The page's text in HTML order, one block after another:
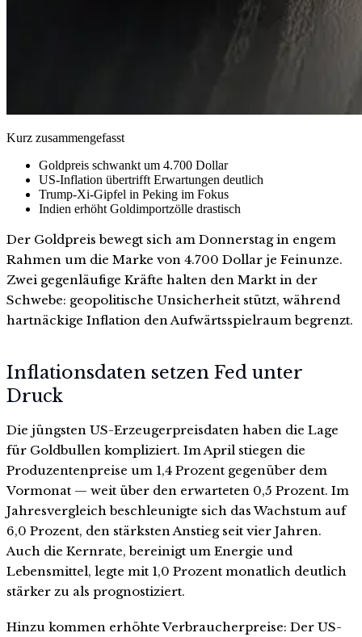
Kurz zusammengefasst
Goldpreis schwankt um 4.700 Dollar
US-Inflation übertrifft Erwartungen deutlich
Trump-Xi-Gipfel in Peking im Fokus
Indien erhöht Goldimportzölle drastisch
Der Goldpreis bewegt sich am Donnerstag in engem
Rahmen um die Marke von 4.700 Dollar je Feinunze.
Zwei gegenläufige Kräfte halten den Markt in der
Schwebe: geopolitische Unsicherheit stützt, während
hartnäckige Inflation den Aufwärtsspielraum begrenzt.
Inflationsdaten setzen Fed unter
Druck
Die jüngsten US-Erzeugerpreisdaten haben die Lage
für Goldbullen kompliziert. Im April stiegen die
Produzentenpreise um 1,4 Prozent gegenüber dem
Vormonat — weit über den erwarteten 0,5 Prozent. Im
Jahresvergleich beschleunigte sich das Wachstum auf
6,0 Prozent, den stärksten Anstieg seit vier Jahren.
Auch die Kernrate, bereinigt um Energie und
Lebensmittel, legte mit 1,0 Prozent monatlich deutlich
stärker zu als prognostiziert.
Hinzu kommen erhöhte Verbraucherpreise: Der US-